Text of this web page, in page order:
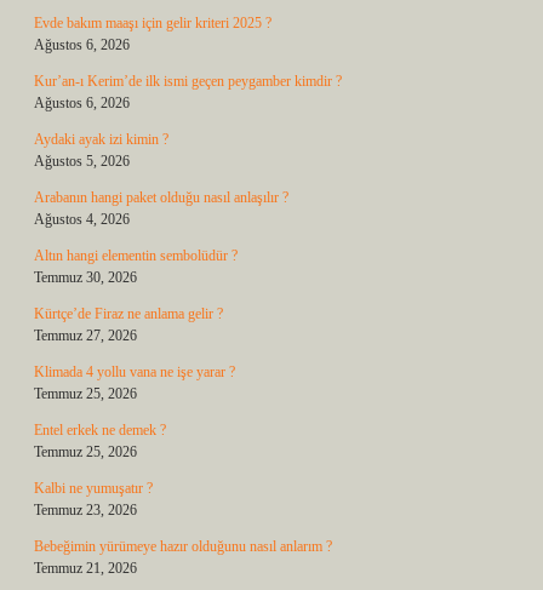
Evde bakım maaşı için gelir kriteri 2025 ?
Ağustos 6, 2026
Kur’an-ı Kerim’de ilk ismi geçen peygamber kimdir ?
Ağustos 6, 2026
Aydaki ayak izi kimin ?
Ağustos 5, 2026
Arabanın hangi paket olduğu nasıl anlaşılır ?
Ağustos 4, 2026
Altın hangi elementin sembolüdür ?
Temmuz 30, 2026
Kürtçe’de Firaz ne anlama gelir ?
Temmuz 27, 2026
Klimada 4 yollu vana ne işe yarar ?
Temmuz 25, 2026
Entel erkek ne demek ?
Temmuz 25, 2026
Kalbi ne yumuşatır ?
Temmuz 23, 2026
Bebeğimin yürümeye hazır olduğunu nasıl anlarım ?
Temmuz 21, 2026